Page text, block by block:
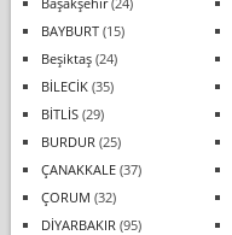
BAYBURT(15)
Beşiktaş(24)
BİLECİK(35)
BİTLİS(29)
BURDUR (25)
ÇANAKKALE(37)
ÇORUM (32)
DİYARBAKIR (95)